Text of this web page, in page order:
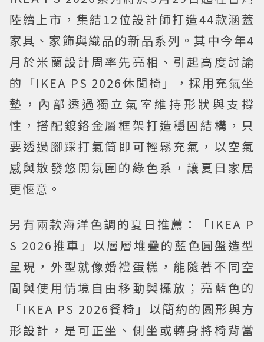
陸續上市，集結12位設計師打造44款涵蓋
家具、家飾與織品的新品系列。其中今年4
月於米蘭設計周率先亮相、引起高度討論
的「IKEA PS 2026休閒椅」，採用充氣坐
墊，內部透過獨立氣室維持形狀與支撐
性，搭配鍍鉻金屬框架打造穩固結構，只
要透過腳踩打氣筒即可輕鬆充氣，以空氣
感與散發悠閒氛圍的綠色系，讓夏日家居
更愜意。
另有兩款海洋色調的夏日推薦：「IKEA P
S 2026推車」以層層堆疊的藍色圓盤造型
呈現，外型就像婚禮蛋糕，能隨著不同空
間與使用情境自由移動與擺放；亮藍色的
「IKEA PS 2026餐椅」以簡約的圓形與方
形設計，是可正坐、側坐或轉身將椅背當